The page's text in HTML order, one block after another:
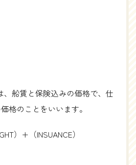
、船賃と保険込みの価格で、仕
格のことをいいます。
）+（INSUANCE）